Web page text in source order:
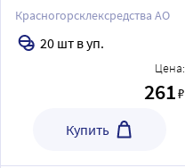
Красногорсклексредства АО
20 шт в уп.
Цена:
261₽
Купить